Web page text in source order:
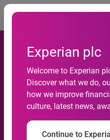
Experian plc
Welcome to Experian
Discover what we do,
how we improve
culture, latest news,
Continue to
Impactos do
positivo
crédito: Brasil
bilhões com